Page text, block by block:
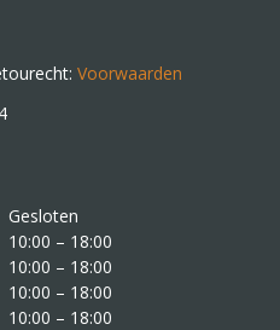
Voorwaarden
Gesloten
10:00 – 18:00
10:00 – 18:00
10:00 – 18:00
10:00 – 18:00